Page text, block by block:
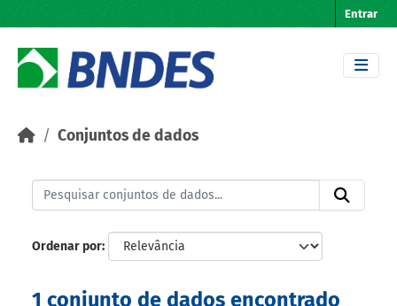
Entrar
Conjuntos de dados
Ordenar por
1 conjunto de dados encontrado